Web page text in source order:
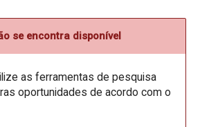
se encontra disponível
as ferramentas de pesquisa
oportunidades de acordo com o